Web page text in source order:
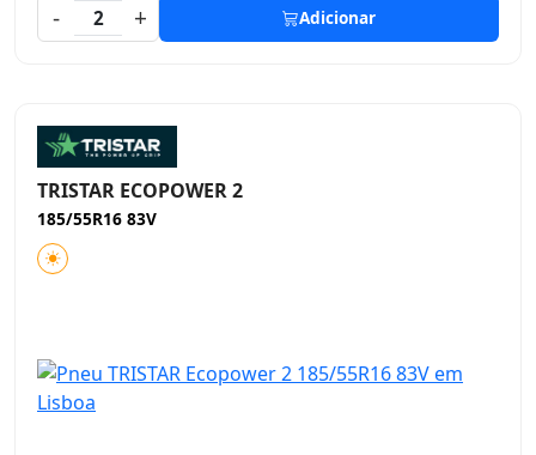
-
2 + Adicionar
TRISTAR ECOPOWER 2
185/55R16 83V